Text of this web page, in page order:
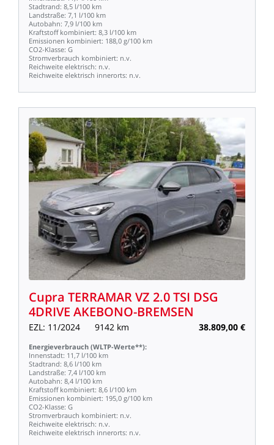
Stadtrand: 8,5 l/100 km
Landstraße: 7,1 l/100 km
Autobahn: 7,9 l/100 km
Kraftstoff kombiniert: 8,3 l/100 km
Emissionen kombiniert: 188,0 g/100 km
CO2-Klasse: G
Stromverbrauch kombiniert: n.v.
Reichweite elektrisch: n.v.
Reichweite elektrisch innerorts: n.v.
Cupra TERRAMARVZ 2.0TSI DSG
4DRIVE AKEBONO-BREMSEN
EZL: 11/2024 9142 km 38.809,00 €
Energieverbrauch (WLTP-Werte**):
Innenstadt: 11,7 l/100 km
Stadtrand: 8,6 l/100 km
Landstraße: 7,4 l/100 km
Autobahn: 8,4 l/100 km
Kraftstoff kombiniert: 8,6 l/100 km
Emissionen kombiniert: 195,0 g/100 km
CO2-Klasse: G
Stromverbrauch kombiniert: n.v.
Reichweite elektrisch: n.v.
Reichweite elektrisch innerorts: n.v.